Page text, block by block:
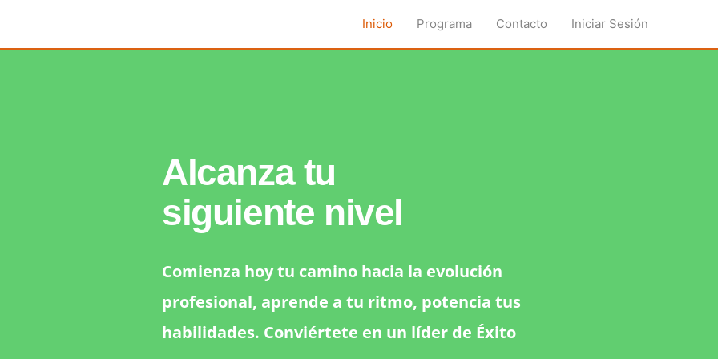
Inicio Programa Contacto Iniciar Sesión
Alcanza tu
siguiente nivel
Comienza hoy tu camino hacia la evolución
profesional, aprende a tu ritmo, potencia tus
habilidades. Conviértete en un líder de Éxito